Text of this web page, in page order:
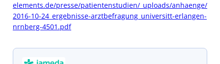
elements.de/presse/patientenstudien/_uploads/anhaenge/
2016-10-24_ergebnisse-arztbefragung_universitt-erlangen-
nrnberg-4501.pdf